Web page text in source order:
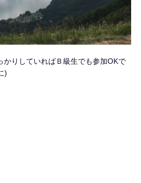
かりしていればＢ級生でも参加OKで
)